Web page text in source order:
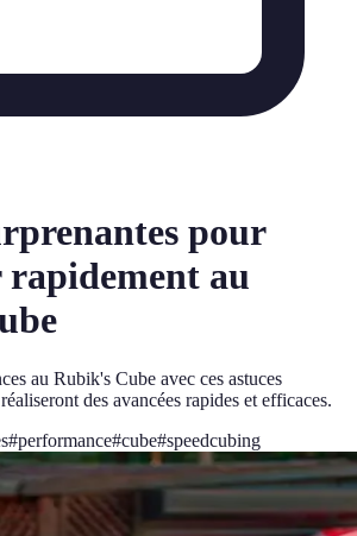
pour
rapidement au
au Rubik's Cube avec ces astuces
des avancées rapides et efficaces.
#performance#cube#speedcubing